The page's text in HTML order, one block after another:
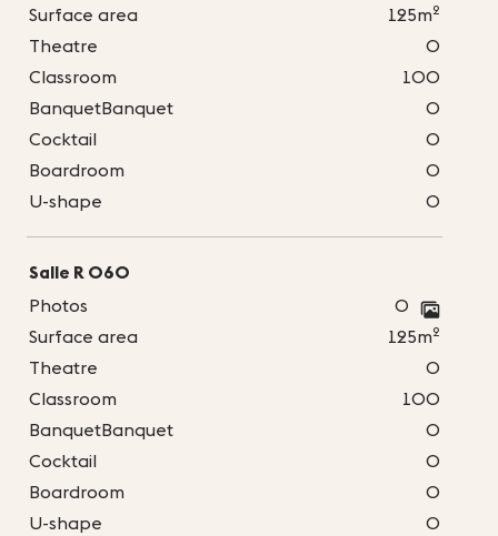
Surface area
125m2
Theatre
0
Classroom
100
BanquetBanquet
0
Cocktail
0
Boardroom
0
U-shape
0
Salle R 060
Photos
0
Surface area
125m2
Theatre
0
Classroom
100
BanquetBanquet
0
Cocktail
0
Boardroom
0
U-shape
0